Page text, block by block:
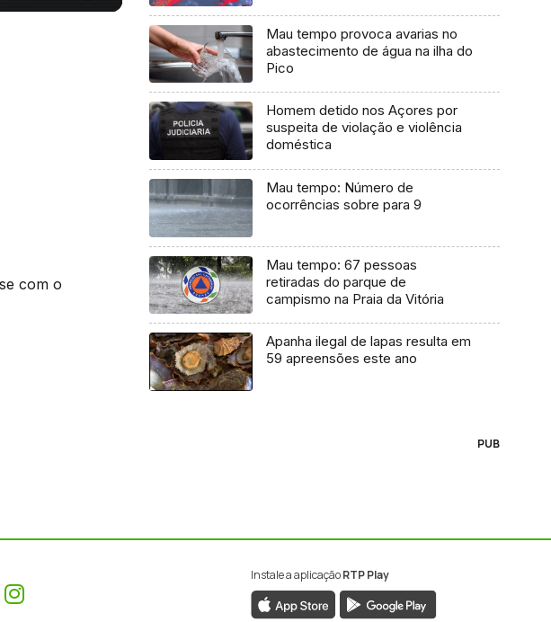
com o
Mau tempo provoca avarias no
abastecimento de água na ilha do
Pico
Homem detido nos Açores por
suspeita de violação e violência
doméstica
Mau tempo: Número de
ocorrências sobre para 9
Mau tempo: 67 pessoas
retiradas do parque de
campismo na Praia da Vitória
Apanha ilegal de lapas resulta em
59 apreensões este ano
PUB
Facebook
Instagram
Instale a aplicaçãoRTP Play